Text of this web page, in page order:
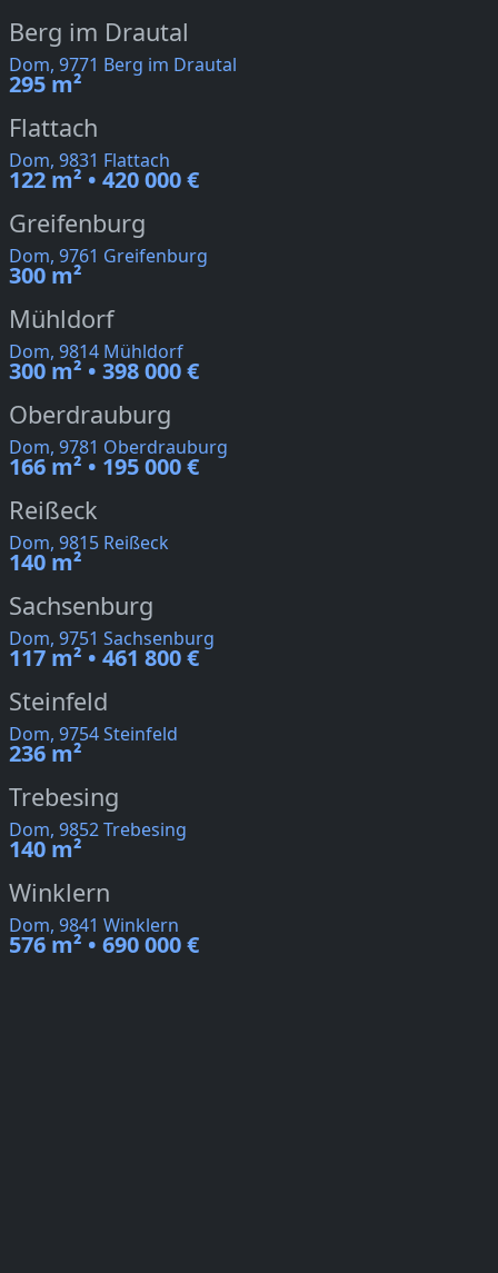
Berg im Drautal
Dom, 9771 Berg im Drautal
295 m²
Flattach
Dom, 9831 Flattach
122 m² • 420 000 €
Greifenburg
Dom, 9761 Greifenburg
300 m²
Mühldorf
Dom, 9814 Mühldorf
300 m² • 398 000 €
Oberdrauburg
Dom, 9781 Oberdrauburg
166 m² • 195 000 €
Reißeck
Dom, 9815 Reißeck
140 m²
Sachsenburg
Dom, 9751 Sachsenburg
117 m² • 461 800 €
Steinfeld
Dom, 9754 Steinfeld
236 m²
Trebesing
Dom, 9852 Trebesing
140 m²
Winklern
Dom, 9841 Winklern
576 m² • 690 000 €